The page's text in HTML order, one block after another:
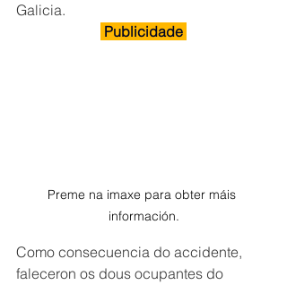
Galicia.
Publicidade
Preme na imaxe para obter máis
información.
Como consecuencia do accidente,
faleceron os dous ocupantes do